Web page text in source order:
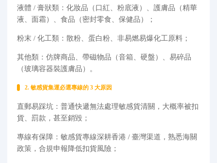
液體 / 膏狀類：化妝品（口紅、粉底液）、護膚品（精華
液、面霜）、食品（密封零食、保健品）；
粉末 / 化工類：散粉、蛋白粉、非易燃易爆化工原料；
其他類：仿牌商品、帶磁物品（音箱、硬盤）、易碎品
（玻璃容器裝護膚品）。
2. 敏感貨集運必選專線的 3 大原因
直郵易踩坑：普通快遞無法處理敏感貨清關，大概率被扣
貨、罰款，甚至銷毀；
專線有保障：敏感貨專線深耕香港 / 臺灣渠道，熟悉海關
政策，合規申報降低扣貨風險；